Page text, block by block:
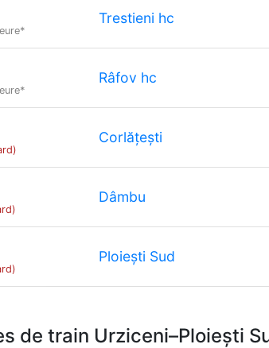
Trestieni hc
Râfov hc
Corlățești
Dâmbu
Ploiești Sud
de train Urziceni–Ploiești